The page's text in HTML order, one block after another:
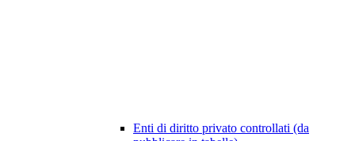
Enti di diritto privato controllati (da